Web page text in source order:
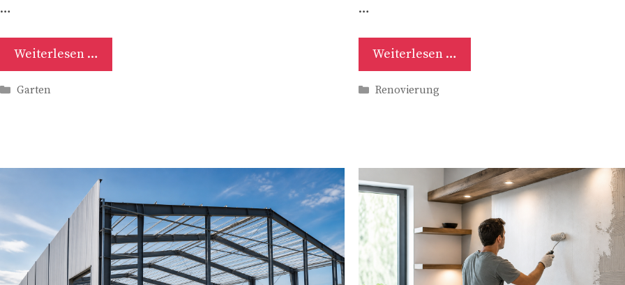
…
Weiterlesen …
Kategorien
Garten
…
Weiterlesen …
Kategorien
Renovierung